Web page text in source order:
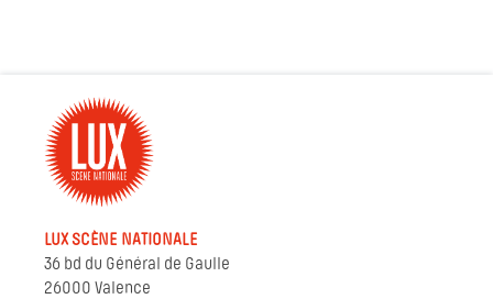
LUX SCÈNE NATIONALE
36 bd du Général de Gaulle
26000 Valence